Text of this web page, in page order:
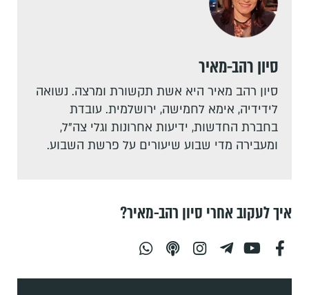
סיון רהב-מאיר
סיון רהב מאיר היא אשת תקשורת ומרצה. נשואה
לידידיה, אימא לחמישה, ירושלמית. עובדת
בחברת החדשות, ידיעות אחרונות וגלי צה"ל,
ומעבירה מדי שבוע שיעורים על פרשת השבוע.
איך לעקוב אחרי סיון רהב-מאיר?